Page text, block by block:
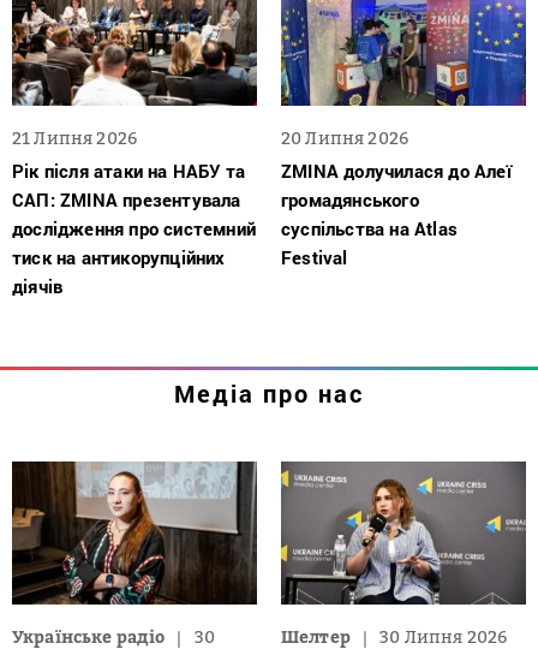
21 Липня 2026
Рік після атаки на НАБУ та
САП: ZMINA презентувала
дослідження про системний
тиск на антикорупційних
діячів
20 Липня 2026
ZMINA долучилася до Алеї
громадянського
суспільства на Atlas
Festival
Медіа про нас
Українське радіо
30
Шелтер 30 Липня 2026